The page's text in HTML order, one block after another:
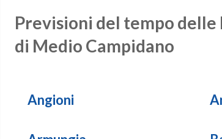
Previsioni del tempo
di Medio Campidano
Angioni